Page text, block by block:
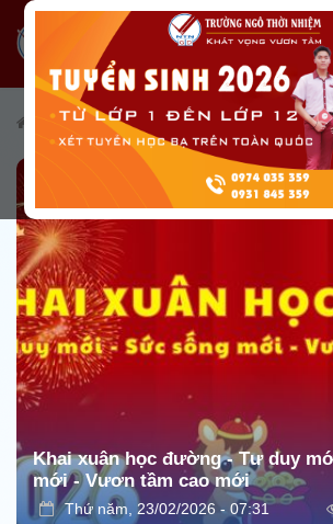
Tài nguyên/Truyền thông/Video hoạt
Khai xuân học đường - Tư duy
mới - Vươn tầm cao mới
Thứ năm, 23/02/2026 - 07:31